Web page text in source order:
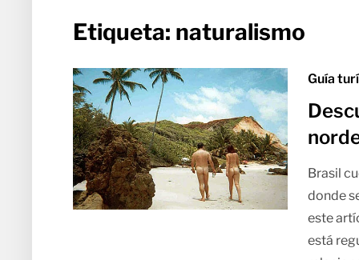
Etiqueta: naturalismo
Guía
Brasil
donde
este
está